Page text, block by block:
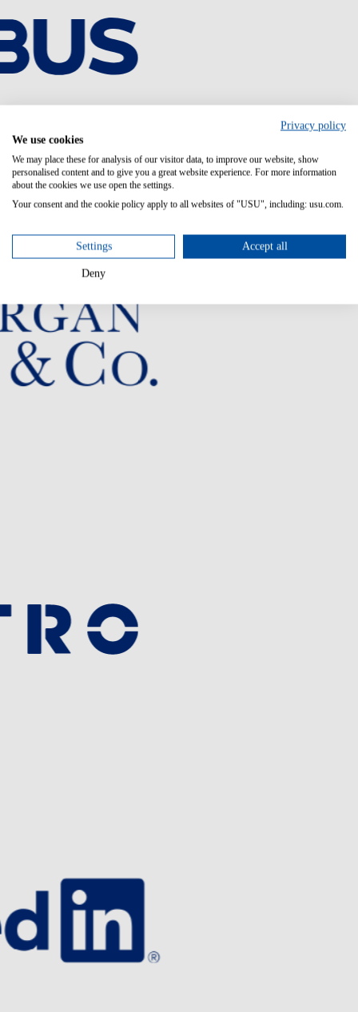
Privacy policy
We use cookies
We may place these for analysis of our visitor data, to improve our website, show
personalised content and to give you a great website experience. For more information
about the cookies we use open the settings.
Your consent and the cookie policy apply to all websites of "USU", including: usu.com.
Settings Accept all
Deny